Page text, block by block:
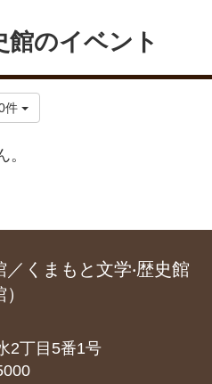
館のイベント
件
くまもと文学‧歴史館
2丁目5番1号